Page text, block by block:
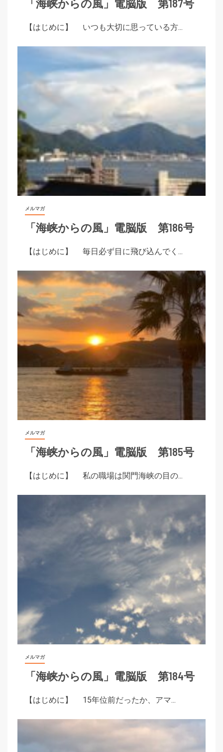
「海峡からの風」電脳版 第187号
【はじめに】 いつも大切に思っている方...
メルマガ
「海峡からの風」電脳版 第186号
【はじめに】 毎日必ず目に飛び込んでく...
メルマガ
「海峡からの風」電脳版 第185号
【はじめに】 私の職場は関門海峡の目の...
メルマガ
「海峡からの風」電脳版 第184号
【はじめに】 15年位前だったか、アマ...